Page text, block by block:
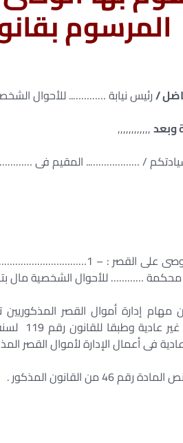
المرسوم بقانون رقم
/رئيس نيابة ………….. للأحوال
وبعد,,,,,,,,,,,,
/ ……………….. المقيم فى
………… للأحوال الشخصية مال
إدارة أموال القصر
فى أعمال الإدارة لأموال القصر
46 من القانون المذكور .